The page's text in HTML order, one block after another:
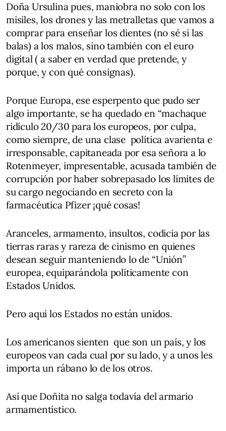
Doña Ursulina pues, maniobra no solo con los
misiles, los drones y las metralletas que vamos a
comprar para enseñar los dientes (no sé si las
balas) a los malos, sino también con el euro
digital ( a saber en verdad que pretende, y
porque, y con qué consignas).
Porque Europa, ese esperpento que pudo ser
algo importante, se ha quedado en “machaque
ridículo 20/30 para los europeos, por culpa,
como siempre, de una clase política avarienta e
irresponsable, capitaneada por esa señora a lo
Rotenmeyer, impresentable, acusada también de
corrupción por haber sobrepasado los límites de
su cargo negociando en secreto con la
farmacéutica Pfizer ¡qué cosas!
Aranceles, armamento, insultos, codicia por las
tierras raras y rareza de cinismo en quienes
desean seguir manteniendo lo de “Unión”
europea, equiparándola políticamente con
Estados Unidos.
Pero aquí los Estados no están unidos.
Los americanos sienten que son un país, y los
europeos van cada cual por su lado, y a unos les
importa un rábano lo de los otros.
Así que Doñita no salga todavía del armario
armamentístico.